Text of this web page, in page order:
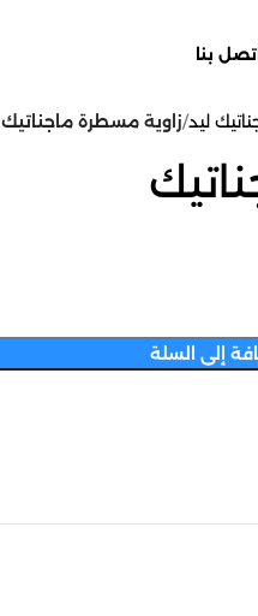
بنا
ليد زاوية مسطرة ماجناتيك
إلى السلة